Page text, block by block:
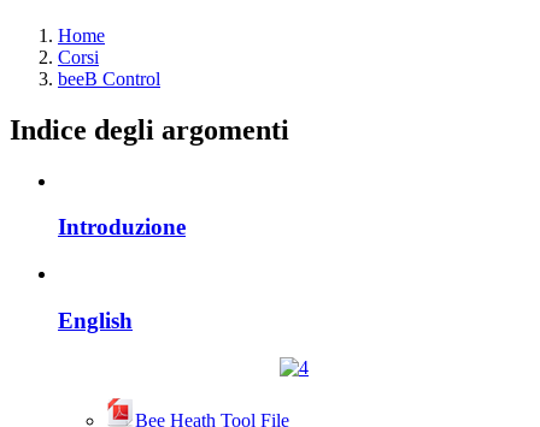
Home
Corsi
beeB Control
Indice degli argomenti
Introduzione
English
Bee Heath Tool File